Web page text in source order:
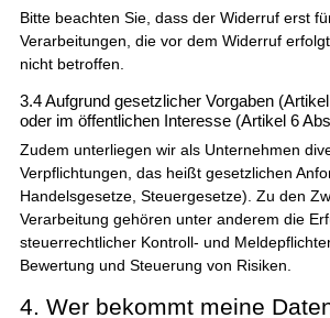
Bitte beachten Sie, dass der Widerruf erst
Verarbeitungen, die vor dem Widerruf
nicht betroffen.
3.4 Aufgrund gesetzlicher Vorgaben
oder im öffentlichen Interesse (Artikel 6
Zudem unterliegen wir als Unternehmen
Verpflichtungen, das heißt gesetzlichen
Handelsgesetze, Steuergesetze). Zu den
Verarbeitung gehören unter anderem die
steuerrechtlicher Kontroll- und
Bewertung und Steuerung von Risiken.
4. Wer bekommt meine